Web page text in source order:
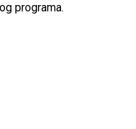
programa.